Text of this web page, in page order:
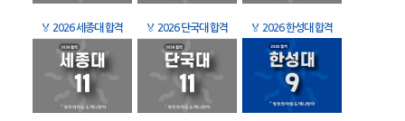
🏅 2026 세종대 합격 🏅 2026 단국대 합격 🏅 2026 한성대 합격